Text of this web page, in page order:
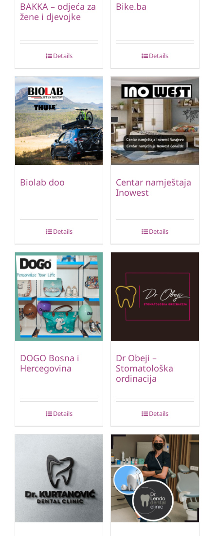
BAKKA – odjeća za
žene i djevojke
Details
Bike.ba
Details
Biolab doo
Details
Centar namještaja
Inowest
Details
DOGO Bosna i
Hercegovina
Details
Dr Obeji –
Stomatološka
ordinacija
Details